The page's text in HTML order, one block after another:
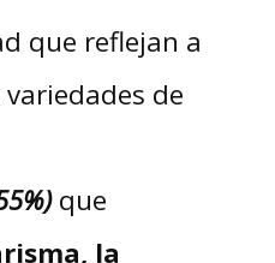
que reflejan a
de
que
la